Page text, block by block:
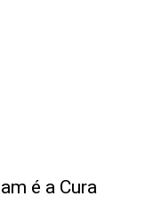
é a Cura